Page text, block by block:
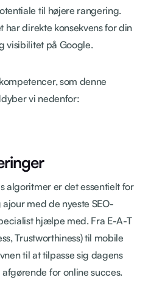
til højere rangering.
har direkte konsekvens for din
visibilitet på Google.
som denne
vi nedenfor:
algoritmer er det essentielt for
med de nyeste SEO-
hjælpe med. Fra E-A-T
Trustworthiness) til mobile
til at tilpasse sig dagens
for online succes.